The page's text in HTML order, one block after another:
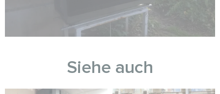
Siehe auch